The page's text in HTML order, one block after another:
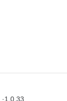
1.0.33